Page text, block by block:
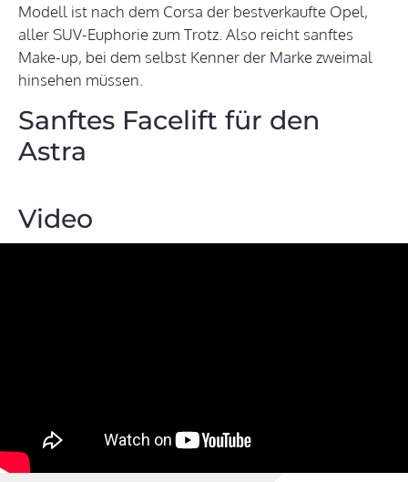
Modell ist nach dem Corsa der bestverkaufte Opel,
aller SUV-Euphorie zum Trotz. Also reicht sanftes
Make-up, bei dem selbst Kenner der Marke zweimal
hinsehen müssen.
Sanftes Facelift für den
Astra
Video